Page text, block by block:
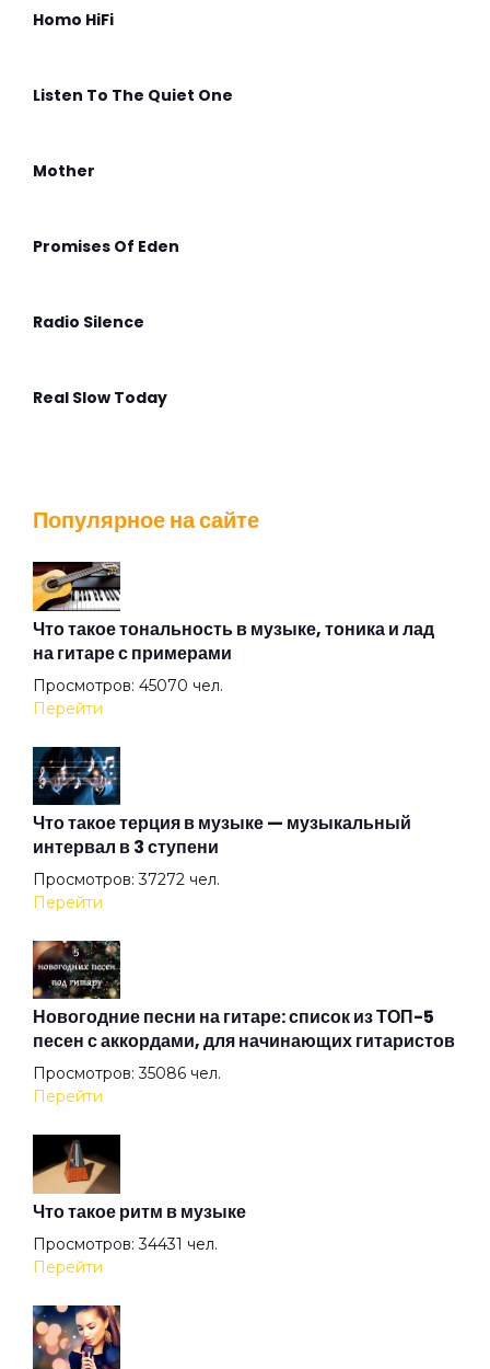
Homo HiFi
Listen To The Quiet One
Mother
Promises Of Eden
Radio Silence
Real Slow Today
The Angel Calling
The Postcard
The Time
The Wind
Up In Smoke
Winter
XXII-й век
Акуна матата
Популярное на сайте
Что такое тональность в музыке, тоника и лад
на гитаре с примерами
Просмотров: 45070 чел.
Перейти
Что такое терция в музыке — музыкальный
интервал в 3 ступени
Просмотров: 37272 чел.
Перейти
Новогодние песни на гитаре: список из ТОП-5
песен с аккордами, для начинающих гитаристов
Просмотров: 35086 чел.
Перейти
Что такое ритм в музыке
Просмотров: 34431 чел.
Перейти